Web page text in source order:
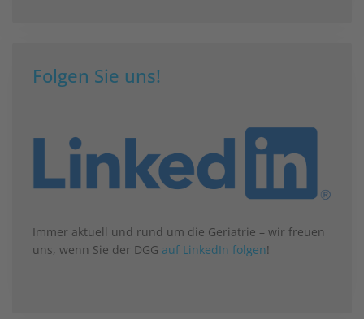
Folgen Sie uns!
Immer aktuell und rund um die Geriatrie – wir freuen
uns, wenn Sie der DGG auf LinkedIn folgen!